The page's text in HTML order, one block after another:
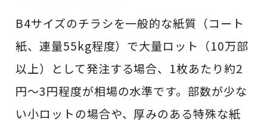
B4サイズのチラシを一般的な紙質（コート
紙、連量55kg程度）で大量ロット（10万部
以上）として発注する場合、1枚あたり約2
円〜3円程度が相場の水準です。部数が少な
い小ロットの場合や、厚みのある特殊な紙